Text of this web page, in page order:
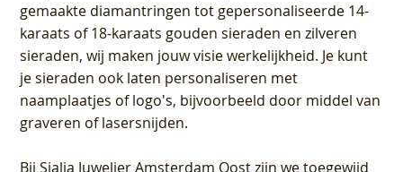
gemaakte diamantringen tot gepersonaliseerde 14-
karaats of 18-karaats gouden sieraden en zilveren
sieraden, wij maken jouw visie werkelijkheid. Je kunt
je sieraden ook laten personaliseren met
naamplaatjes of logo's, bijvoorbeeld door middel van
graveren of lasersnijden.
BijSialia Juwelier Amsterdam Oostzijn we toegewijd